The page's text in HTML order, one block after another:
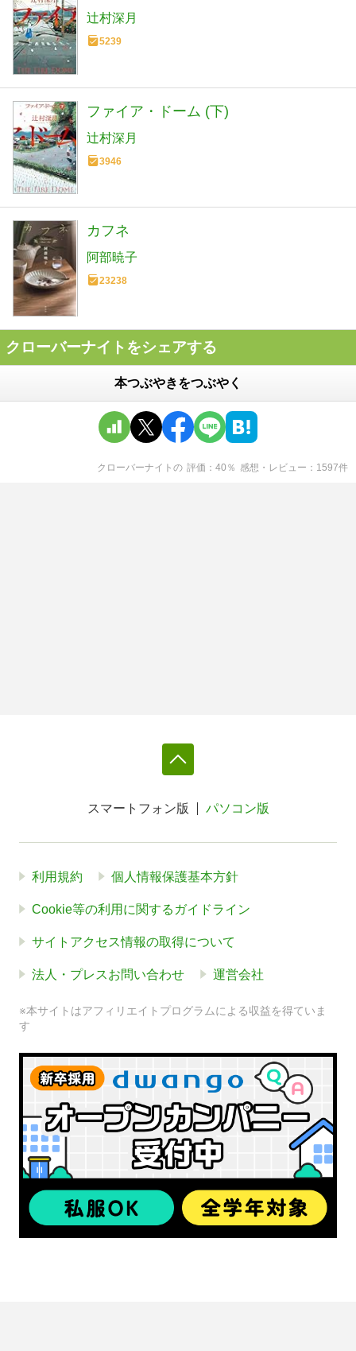
辻村深月
5239
ファイア・ドーム (下)
辻村深月
3946
カフネ
阿部暁子
23238
クローバーナイトをシェアする
本つぶやきをつぶやく
クローバーナイト の 評価 40 ％ 感想・レビュー 1597件
スマートフォン版 パソコン版
利用規約 個人情報保護基本方針
Cookie等の利用に関するガイドライン
サイトアクセス情報の取得について
法人・プレスお問い合わせ 運営会社
※本サイトはアフィリエイトプログラムによる収益を得ていま
す